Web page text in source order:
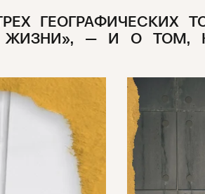
ГЕОГРАФИЧЕСКИХ
ЖИЗНИ», — И О ТОМ,